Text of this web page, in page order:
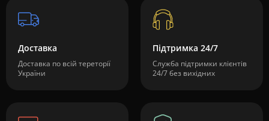
Доставка
Доставка по всій тереторії
України
Підтримка 24/7
Служба підтримки клієнтів
24/7 без вихідних